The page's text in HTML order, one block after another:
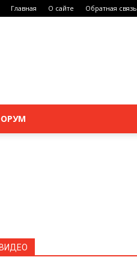
Главная О сайте Обратная связь
ВИДЕО